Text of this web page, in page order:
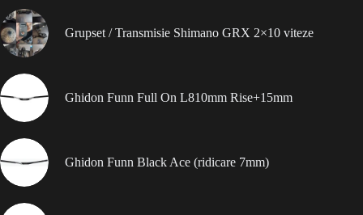
Grupset / Transmisie Shimano GRX 2×10 viteze
Ghidon Funn Full On L810mm Rise+15mm
Ghidon Funn Black Ace (ridicare 7mm)